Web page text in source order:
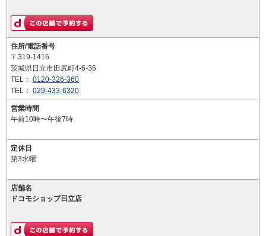
住所/電話番号
〒319-1416
茨城県日立市田尻町4-6-36
TEL： 0120-326-360
TEL： 029-433-6320
営業時間
午前10時〜午後7時
定休日
第3水曜
店舗名
ドコモショップ日立店